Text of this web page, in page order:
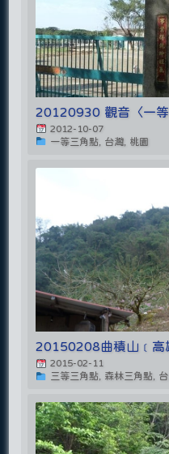
20120930 觀音〈一等
2012-10-07
一等三角點, 台灣, 桃園
20150208曲積山﹝高
2015-02-11
三等三角點, 森林三角點,